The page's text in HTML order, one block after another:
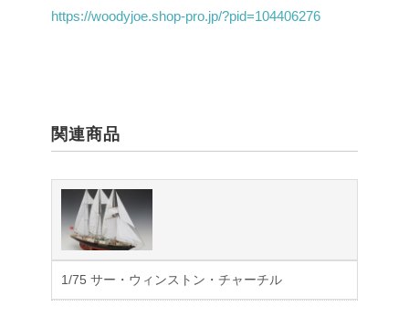
https://woodyjoe.shop-pro.jp/?pid=104406276
関連商品
1/75 サー・ウィンストン・チャーチル